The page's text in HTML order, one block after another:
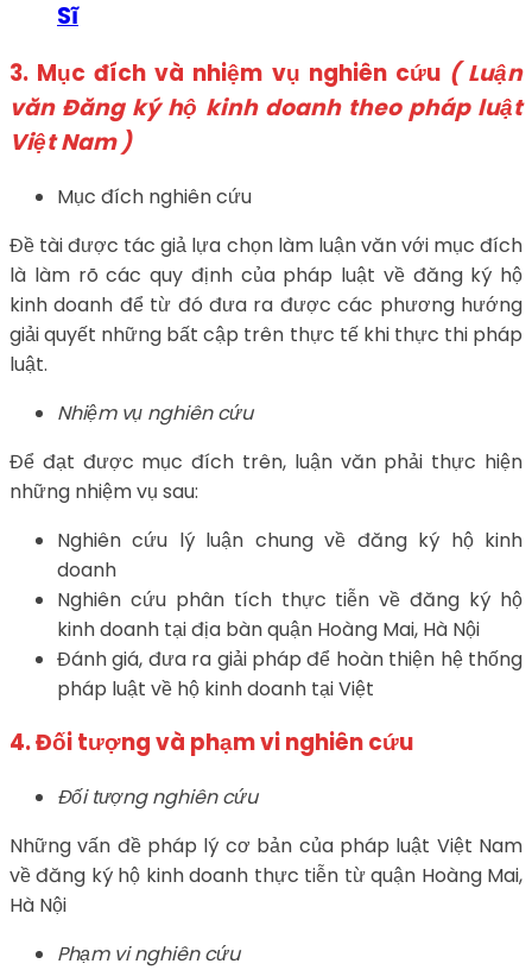
Sĩ
3. Mục đích và nhiệm vụ nghiên cứu ( Luận
văn Đăng ký hộ kinh doanh theo pháp luật
Việt Nam )
Mục đích nghiên cứu
Đề tài được tác giả lựa chọn làm luận văn với mục đích
là làm rõ các quy định của pháp luật về đăng ký hộ
kinh doanh để từ đó đưa ra được các phương hướng
giải quyết những bất cập trên thực tế khi thực thi pháp
luật.
Nhiệm vụ nghiên cứu
Để đạt được mục đích trên, luận văn phải thực hiện
những nhiệm vụ sau:
Nghiên cứu lý luận chung về đăng ký hộ kinh
doanh
Nghiên cứu phân tích thực tiễn về đăng ký hộ
kinh doanh tại địa bàn quận Hoàng Mai, Hà Nội
Đánh giá, đưa ra giải pháp để hoàn thiện hệ thống
pháp luật về hộ kinh doanh tại Việt
4. Đối tượng và phạm vi nghiên cứu
Đối tượng nghiên cứu
Những vấn đề pháp lý cơ bản của pháp luật Việt Nam
về đăng ký hộ kinh doanh thực tiễn từ quận Hoàng Mai,
Hà Nội
Phạm vi nghiên cứu